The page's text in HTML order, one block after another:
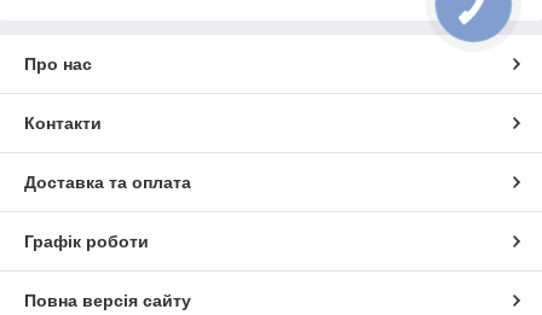
Про нас
Контакти
Доставка та оплата
Графік роботи
Повна версія сайту